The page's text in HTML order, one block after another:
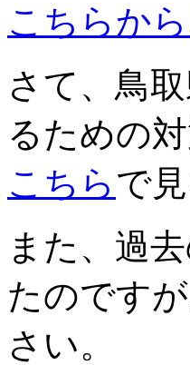
こちらか
さて、鳥
るための
こちら で
また、過
たのです
さい。